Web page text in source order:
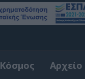
Κόσμος